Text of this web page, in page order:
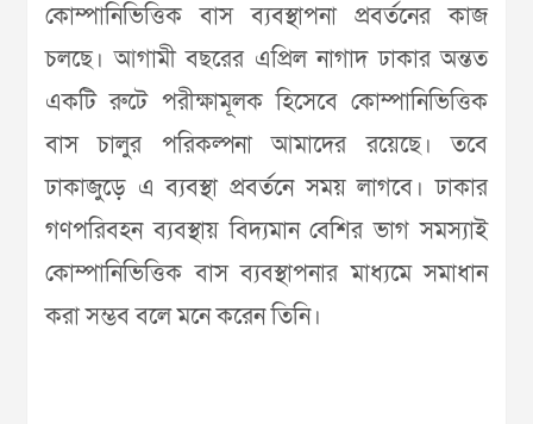
কোম্পানিভিত্তিক বাস ব্যবস্থাপনা প্রবর্তনের কাজ
চলছে। আগামী বছরের এপ্রিল নাগাদ ঢাকার অন্তত
একটি রুটে পরীক্ষামূলক হিসেবে কোম্পানিভিত্তিক
বাস চালুর পরিকল্পনা আমাদের রয়েছে। তবে
ঢাকাজুড়ে এ ব্যবস্থা প্রবর্তনে সময় লাগবে। ঢাকার
গণপরিবহন ব্যবস্থায় বিদ্যমান বেশির ভাগ সমস্যাই
কোম্পানিভিত্তিক বাস ব্যবস্থাপনার মাধ্যমে সমাধান
করা সম্ভব বলে মনে করেন তিনি।